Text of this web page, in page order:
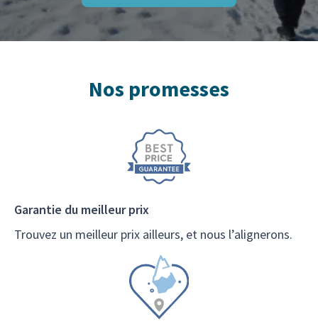
Nos promesses
Garantie du meilleur prix
Trouvez un meilleur prix ailleurs, et nous l’alignerons.